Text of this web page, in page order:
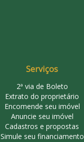
Serviços
2ª via de Boleto
Extrato do proprietário
Encomende seu imóvel
Anuncie seu imóvel
Cadastros e propostas
Simule seu financiamento